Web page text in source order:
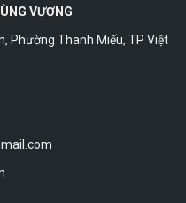
VƯƠNG
Phường Thanh Miếu, TP Việt